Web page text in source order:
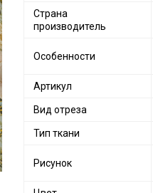
Страна
производитель
Особенности
Артикул
Вид отреза
Тип ткани
Рисунок